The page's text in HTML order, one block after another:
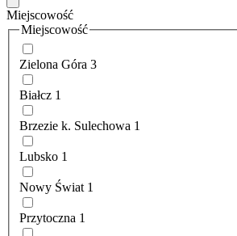
Miejscowość
Miejscowość
Zielona Góra 3
Białcz 1
Brzezie k. Sulechowa 1
Lubsko 1
Nowy Świat 1
Przytoczna 1